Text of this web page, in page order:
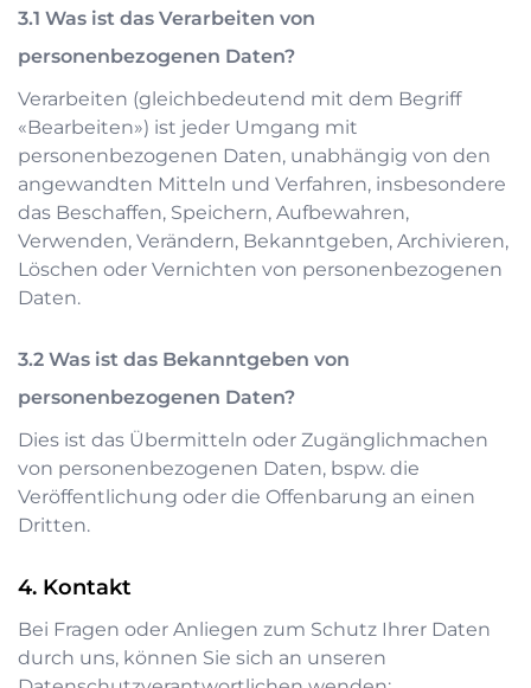
Was ist das Verarbeiten von
personenbezogenen Daten?
Verarbeiten (gleichbedeutend mit dem Begriff
«Bearbeiten») ist jeder Umgang mit
personenbezogenen Daten, unabhängig von den
angewandten Mitteln und Verfahren, insbesondere
das Beschaffen, Speichern, Aufbewahren,
Verwenden, Verändern, Bekanntgeben, Archivieren,
Löschen oder Vernichten von personenbezogenen
Daten.
Was ist das Bekanntgeben von
personenbezogenen Daten?
Dies ist das Übermitteln oder Zugänglichmachen
von personenbezogenen Daten, bspw. die
Veröffentlichung oder die Offenbarung an einen
Dritten.
Kontakt
Bei Fragen oder Anliegen zum Schutz Ihrer Daten
durch uns, können Sie sich an unseren